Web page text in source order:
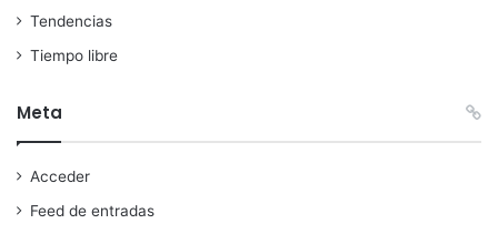
Tendencias
Tiempo libre
Meta
Acceder
Feed de entradas